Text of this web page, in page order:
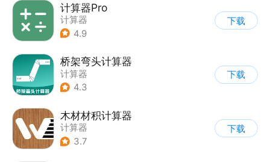
计算器Pro
计算器
4.9
下载
桥架弯头计算器
计算器
4.3
下载
木材材积计算器
计算器
3.7
下载